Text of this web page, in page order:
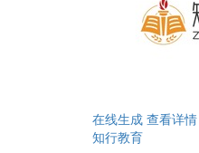
在线生成 查看详情
知行教育